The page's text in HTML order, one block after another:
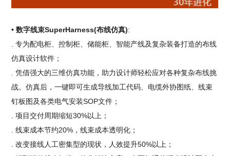
• 数字线束SuperHarness(布线仿真):
. 专为配电柜、控制柜、储能柜、智能产线及复杂装备打造的布线
仿真设计软件；
. 凭借强大的三维仿真功能，助力设计师轻松应对各种复杂布线挑
战。仿真后，一键即可生成导线加工代码、电缆外协图纸、线束
钉板图及各类电气安装SOP文件；
. 项目交付周期缩短30%以上；
. 线束成本节约20%，线束成本透明化；
. 改变接线人工密集型的现状，人效提升50%以上；